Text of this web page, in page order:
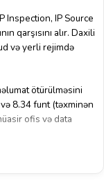
Inspection, IP Source
qarşısını alır. Daxili
və yerli rejimdə
ötürülməsini
8.34 funt (təxminən
ofis və data